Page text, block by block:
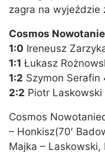
zagra na wyjeździe
Cosmos
1:0 Ireneusz
1:1 Łukasz
1:2 Szymon Serafin
2:2 Piotr Laskowski
Cosmos
– Honkisz(70′
Majka – Laskowski,